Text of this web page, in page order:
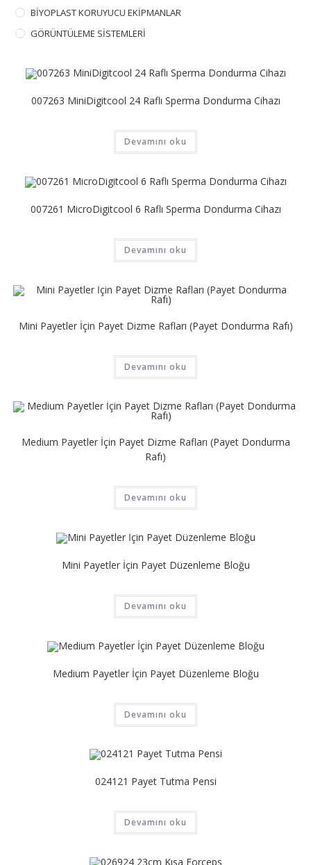
BİYOPLAST KORUYUCU EKİPMANLAR
GÖRÜNTÜLEME SİSTEMLERİ
007263 MiniDigitcool 24 Raflı Sperma Dondurma Cihazı
Devamını oku
007261 MicroDigitcool 6 Raflı Sperma Dondurma Cihazı
Devamını oku
Mini Payetler İçin Payet Dizme Rafları (Payet Dondurma Rafı)
Devamını oku
Medium Payetler İçin Payet Dizme Rafları (Payet Dondurma
Rafı)
Devamını oku
Mini Payetler İçin Payet Düzenleme Bloğu
Devamını oku
Medium Payetler İçin Payet Düzenleme Bloğu
Devamını oku
024121 Payet Tutma Pensi
Devamını oku